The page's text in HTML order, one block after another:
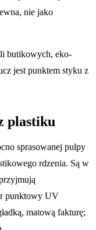
nie jako
butikowych, eko-
jest punktem styku z
plastiku
sprasowanej pulpy
rdzenia. Są w
punktowy UV
matową fakturę;